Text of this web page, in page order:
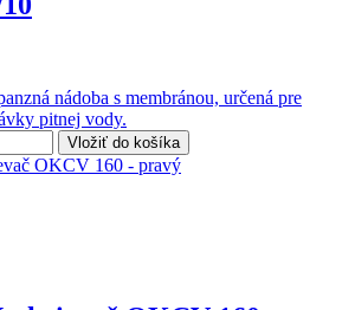
nádoba s membránou, určená pre
pitnej vody.
Vložiť do košíka